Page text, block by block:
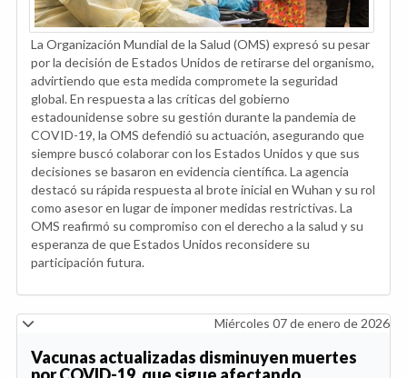
La Organización Mundial de la Salud (OMS) expresó su pesar
por la decisión de Estados Unidos de retirarse del organismo,
advirtiendo que esta medida compromete la seguridad
global. En respuesta a las críticas del gobierno
estadounidense sobre su gestión durante la pandemia de
COVID-19, la OMS defendió su actuación, asegurando que
siempre buscó colaborar con los Estados Unidos y que sus
decisiones se basaron en evidencia científica. La agencia
destacó su rápida respuesta al brote inicial en Wuhan y su rol
como asesor en lugar de imponer medidas restrictivas. La
OMS reafirmó su compromiso con el derecho a la salud y su
esperanza de que Estados Unidos reconsidere su
participación futura.
Miércoles 07 de enero de 2026
Vacunas actualizadas disminuyen muertes